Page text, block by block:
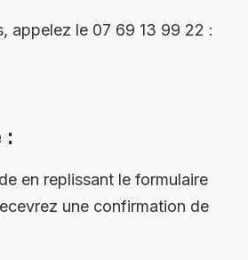
appelez le 07 69 13 99 22 :
en replissant le formulaire
une confirmation de